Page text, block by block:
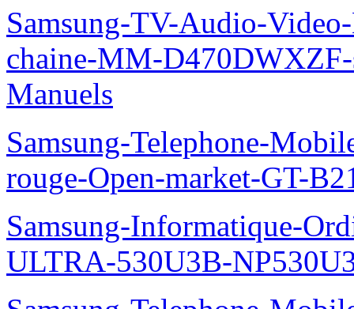
Samsung-TV-Audio-
chaine-MM-
Manuels
Samsung-Telephone-
rouge-Open-market-GT-
Samsung-Informatique-
ULTRA-530U3B-